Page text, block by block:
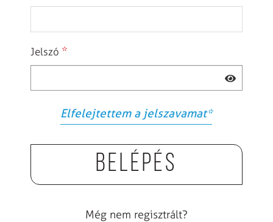
Jelszó *
Elfelejtettem a jelszavamat*
Belépés
Még nem regisztrált?